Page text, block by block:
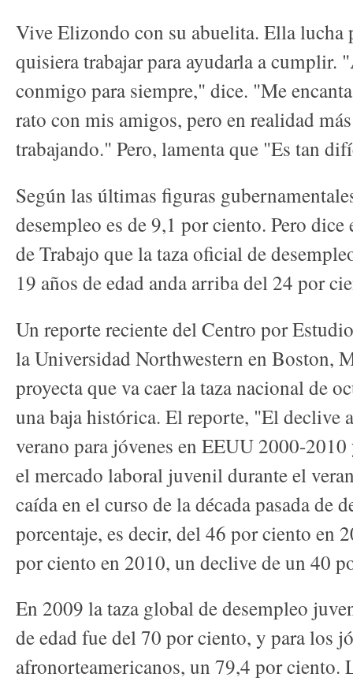
Vive Elizondo con su abuelita. Ella lucha
quisiera trabajar para ayudarla a cumplir.
conmigo para siempre," dice. "Me
rato con mis amigos, pero en realidad
trabajando." Pero, lamenta que "Es tan
Según las últimas figuras
desempleo es de 9,1 por ciento. Pero
de Trabajo que la taza oficial de
19 años de edad anda arriba del 24 por
Un reporte reciente del Centro por
la Universidad Northwestern en Boston,
proyecta que va caer la taza nacional de
una baja histórica. El reporte, "El declive
verano para jóvenes en EEUU 2000-
el mercado laboral juvenil durante el
caída en el curso de la década pasada de
porcentaje, es decir, del 46 por ciento en
por ciento en 2010, un declive de un 40
En 2009 la taza global de desempleo
de edad fue del 70 por ciento, y para los
afronorteamericanos, un 79,4 por ciento.